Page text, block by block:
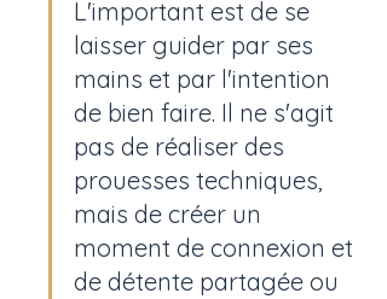
L'important est de se
laisser guider par ses
mains et par l'intention
de bien faire. Il ne s'agit
pas de réaliser des
prouesses techniques,
mais de créer un
moment de connexion et
de détente partagée ou